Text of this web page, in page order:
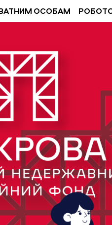
ОСОБАМ